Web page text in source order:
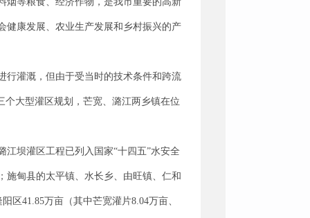
健康发展、农业生产发展和乡村振兴的产
行灌溉，但由于受当时的技术条件和跨流
大型灌区规划，芒宽、潞江两乡镇在位
江坝灌区工程已列入国家“十四五”水安全
施甸县的太平镇、水长乡、由旺镇、仁和
区41.85万亩（其中芒宽灌片8.04万亩、